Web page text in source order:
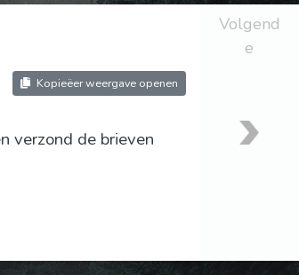
Kopieëer weergave openen
verzond de brieven
Volgend
e